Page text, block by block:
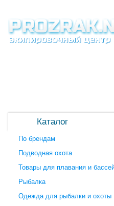
Каталог
По брендам
Подводная охота
Товары для плавания и
Рыбалка
Одежда для рыбалки и охоты